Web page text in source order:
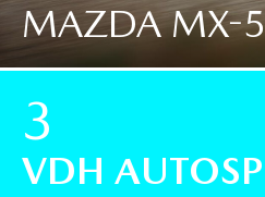
MAZDA MX-
3
VDH